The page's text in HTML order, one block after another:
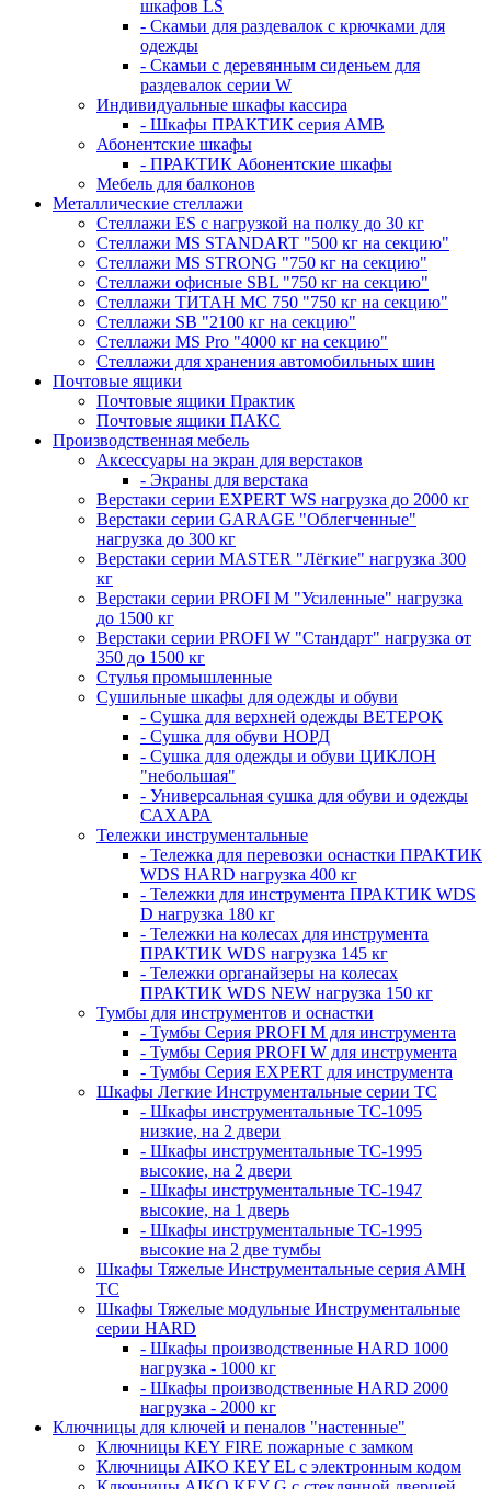
шкафов LS
- Скамьи для раздевалок с крючками для
одежды
- Скамьи с деревянным сиденьем для
раздевалок серии W
Индивидуальные шкафы кассира
- Шкафы ПРАКТИК серия AMB
Абонентские шкафы
- ПРАКТИК Абонентские шкафы
Мебель для балконов
Металлические стеллажи
Стеллажи ES с нагрузкой на полку до 30 кг
Стеллажи MS STANDART "500 кг на секцию"
Стеллажи MS STRONG "750 кг на секцию"
Стеллажи офисные SBL "750 кг на секцию"
Стеллажи ТИТАН МС 750 "750 кг на секцию"
Стеллажи SB "2100 кг на секцию"
Стеллажи MS Pro "4000 кг на секцию"
Стеллажи для хранения автомобильных шин
Почтовые ящики
Почтовые ящики Практик
Почтовые ящики ПАКС
Производственная мебель
Аксессуары на экран для верстаков
- Экраны для верстака
Верстаки серии EXPERT WS нагрузка до 2000 кг
Верстаки серии GARAGE "Облегченные"
нагрузка до 300 кг
Верстаки серии MASTER "Лёгкие" нагрузка 300
кг
Верстаки серии PROFI M "Усиленные" нагрузка
до 1500 кг
Верстаки серии PROFI W "Стандарт" нагрузка от
350 до 1500 кг
Стулья промышленные
Сушильные шкафы для одежды и обуви
- Сушка для верхней одежды ВЕТЕРОК
- Сушка для обуви НОРД
- Сушка для одежды и обуви ЦИКЛОН
"небольшая"
- Универсальная сушка для обуви и одежды
САХАРА
Тележки инструментальные
- Тележка для перевозки оснастки ПРАКТИК
WDS HARD нагрузка 400 кг
- Тележки для инструмента ПРАКТИК WDS
D нагрузка 180 кг
- Тележки на колесах для инструмента
ПРАКТИК WDS нагрузка 145 кг
- Тележки органайзеры на колесах
ПРАКТИК WDS NEW нагрузка 150 кг
Тумбы для инструментов и оснастки
- Тумбы Серия PROFI M для инструмента
- Тумбы Серия PROFI W для инструмента
- Тумбы Серия EXPERT для инструмента
Шкафы Легкие Инструментальные серии ТС
- Шкафы инструментальные TC-1095
низкие, на 2 двери
- Шкафы инструментальные TC-1995
высокие, на 2 двери
- Шкафы инструментальные ТС-1947
высокие, на 1 дверь
- Шкафы инструментальные ТС-1995
высокие на 2 две тумбы
Шкафы Тяжелые Инструментальные серия AMH
TC
Шкафы Тяжелые модульные Инструментальные
серии HARD
- Шкафы производственные HARD 1000
нагрузка - 1000 кг
- Шкафы производственные HARD 2000
нагрузка - 2000 кг
Ключницы для ключей и пеналов "настенные"
Ключницы KEY FIRE пожарные с замком
Ключницы AIKO KEY EL с электронным кодом